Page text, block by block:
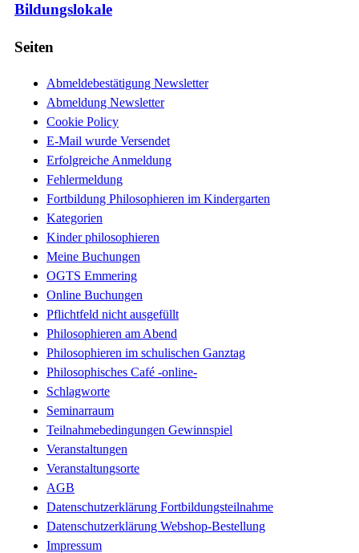
Bildungslokale
Seiten
Abmeldebestätigung Newsletter
Abmeldung Newsletter
Cookie Policy
E-Mail wurde Versendet
Erfolgreiche Anmeldung
Fehlermeldung
Fortbildung Philosophieren im Kindergarten
Kategorien
Kinder philosophieren
Meine Buchungen
OGTS Emmering
Online Buchungen
Pflichtfeld nicht ausgefüllt
Philosophieren am Abend
Philosophieren im schulischen Ganztag
Philosophisches Café -online-
Schlagworte
Seminarraum
Teilnahmebedingungen Gewinnspiel
Veranstaltungen
Veranstaltungsorte
AGB
Datenschutzerklärung Fortbildungsteilnahme
Datenschutzerklärung Webshop-Bestellung
Impressum